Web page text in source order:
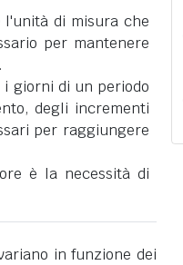
di misura che
per mantenere
giorni di un periodo
degli incrementi
per raggiungere
è la necessità di
in funzione dei